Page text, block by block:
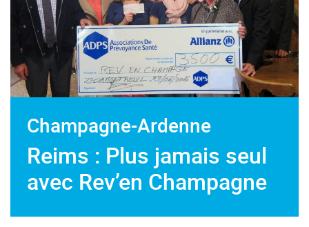
Champagne-Ardenne
Reims : Plus jamais seul
avec Rev’en Champagne